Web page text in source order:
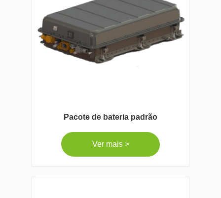
Pacote de bateria padrão
Ver mais >